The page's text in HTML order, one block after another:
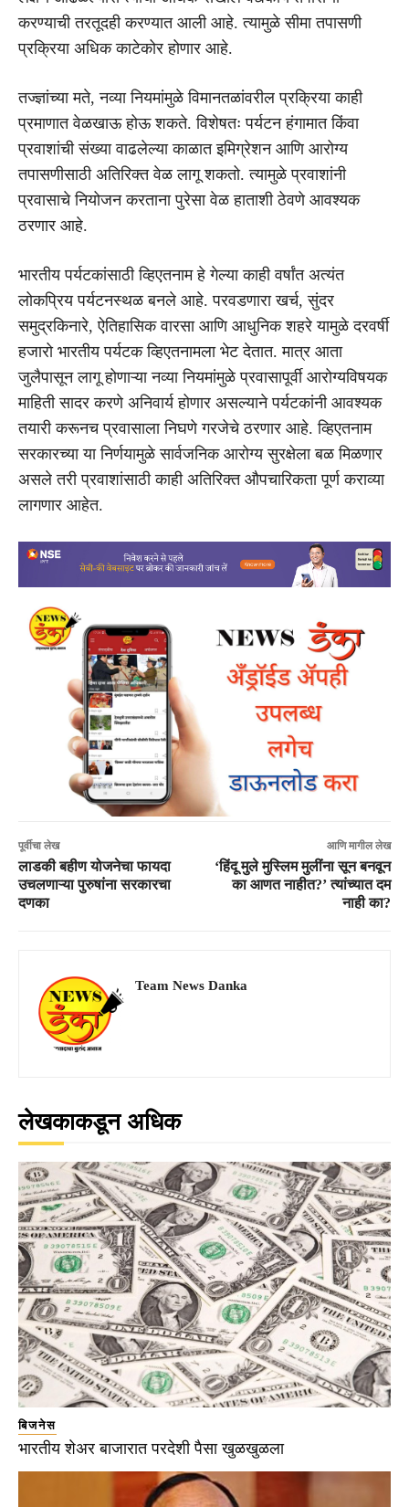
करण्याची तरतूदही करण्यात आली आहे. त्यामुळे सीमा तपासणी
प्रक्रिया अधिक काटेकोर होणार आहे.
तज्ज्ञांच्या मते, नव्या नियमांमुळे विमानतळांवरील प्रक्रिया काही
प्रमाणात वेळखाऊ होऊ शकते. विशेषतः पर्यटन हंगामात किंवा
प्रवाशांची संख्या वाढलेल्या काळात इमिग्रेशन आणि आरोग्य
तपासणीसाठी अतिरिक्त वेळ लागू शकतो. त्यामुळे प्रवाशांनी
प्रवासाचे नियोजन करताना पुरेसा वेळ हाताशी ठेवणे आवश्यक
ठरणार आहे.
भारतीय पर्यटकांसाठी व्हिएतनाम हे गेल्या काही वर्षांत अत्यंत
लोकप्रिय पर्यटनस्थळ बनले आहे. परवडणारा खर्च, सुंदर
समुद्रकिनारे, ऐतिहासिक वारसा आणि आधुनिक शहरे यामुळे दरवर्षी
हजारो भारतीय पर्यटक व्हिएतनामला भेट देतात. मात्र आता
जुलैपासून लागू होणाऱ्या नव्या नियमांमुळे प्रवासापूर्वी आरोग्यविषयक
माहिती सादर करणे अनिवार्य होणार असल्याने पर्यटकांनी आवश्यक
तयारी करूनच प्रवासाला निघणे गरजेचे ठरणार आहे. व्हिएतनाम
सरकारच्या या निर्णयामुळे सार्वजनिक आरोग्य सुरक्षेला बळ मिळणार
असले तरी प्रवाशांसाठी काही अतिरिक्त औपचारिकता पूर्ण कराव्या
लागणार आहेत.
पूर्वीचा लेख
लाडकी बहीण योजनेचा फायदा
उचलणाऱ्या पुरुषांना सरकारचा
दणका
आणि मागील लेख
‘हिंदू मुले मुस्लिम मुलींना सून बनवून
का आणत नाहीत?’ त्यांच्यात दम
नाही का?
Team News Danka
लेखकाकडून अधिक
बिजनेस
भारतीय शेअर बाजारात परदेशी पैसा खुळखुळला